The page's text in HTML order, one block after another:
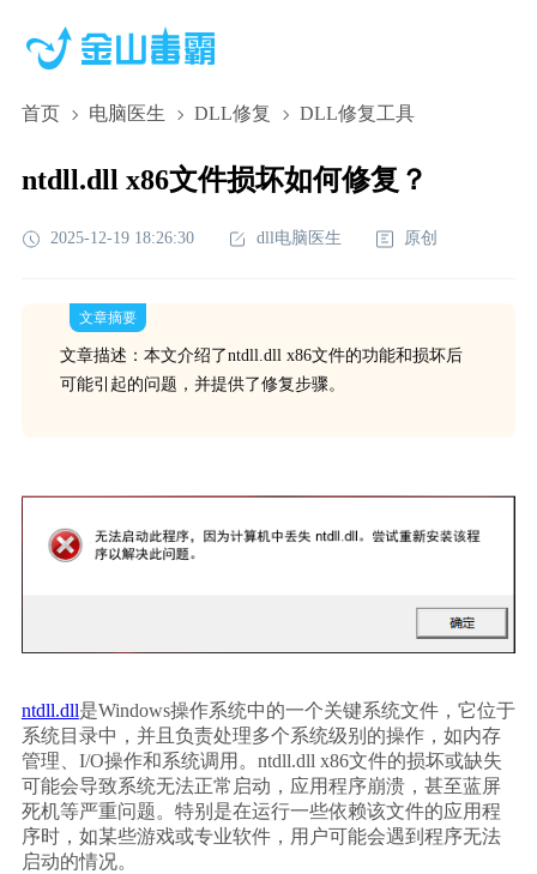
首页 电脑医生 DLL修复 DLL修复工具
ntdll.dll x86文件损坏如何修复？
2025-12-19 18:26:30 dll电脑医生 原创
文章摘要
文章描述：本文介绍了ntdll.dll x86文件的功能和损坏后
可能引起的问题，并提供了修复步骤。
ntdll.dll是Windows操作系统中的一个关键系统文件，它位于
系统目录中，并且负责处理多个系统级别的操作，如内存
管理、I/O操作和系统调用。ntdll.dll x86文件的损坏或缺失
可能会导致系统无法正常启动，应用程序崩溃，甚至蓝屏
死机等严重问题。特别是在运行一些依赖该文件的应用程
序时，如某些游戏或专业软件，用户可能会遇到程序无法
启动的情况。